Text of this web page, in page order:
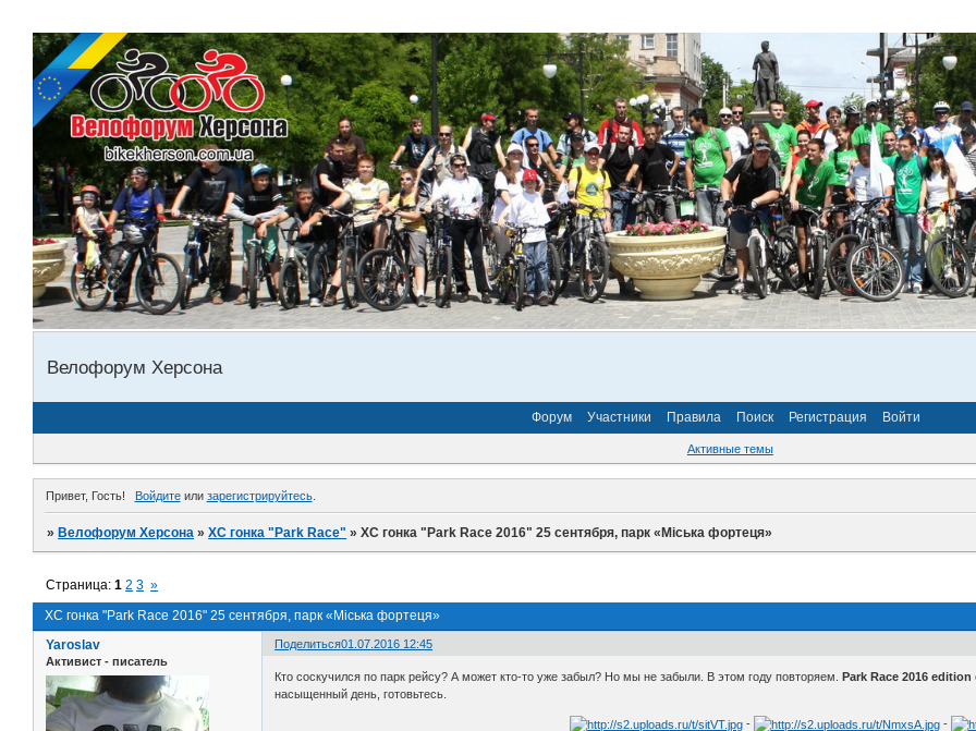
Велофорум Херсона
Форум Участники Правила Поиск Регистрация Войти
Активные темы
Привет, Гость! Войдитеили зарегистрируйтесь.
» Велофорум Херсона »ХС гонка "Park Race" »ХС гонка "Park Race 2016" 25 сентября, парк «Міська фортеця»
ХС гонка "Park Race 2016" 25 сентября, парк «Міська фортеця»
Страница:1 2 3 »
Поделиться01.07.2016 12:45
Yaroslav
Активист - писатель
Кто соскучился по парк рейсу? А может кто-то уже забыл? Но мы не забыли. В этом году повторяем.Park Race 2016 edition
насыщенный день, готовьтесь.
- -